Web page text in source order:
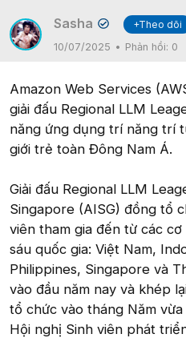
Sasha ✔
+Theo dõi
10/07/2025
Phản hồi: 0
Amazon Web Services
giải đấu Regional LLM
năng ứng dụng trí năng trí
giới trẻ toàn Đông Nam Á.
Giải đấu Regional LLM
Singapore (AISG) đồng tổ
viên tham gia đến từ các
sáu quốc gia: Việt Nam,
Philippines, Singapore và
vào đầu năm nay và khép
tổ chức vào tháng Năm
Hội nghị Sinh viên phát